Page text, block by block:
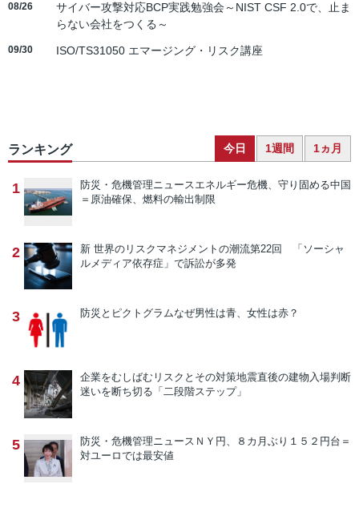
08/26
サイバー攻撃対応BCP実践勉強会～NIST CSF 2.0で、止ま
らない会社をつくる～
09/30 ISO/TS31050 エマージング・リスク講座
ランキング 今日 1週間 1ヵ月
1 防災・危機管理ニュースエネルギー危機、守り固める中国
＝原油確保、燃料の輸出制限
2 新 世界のリスクマネジメントの潮流第22回 「ソーシャ
ルメディア依存症」で訴訟が多発
3 防災とピクトグラムなぜ男性は青、女性は赤？
4 企業をむしばむリスクとその対策地震直後の建物入場判断
迷いを断ち切る「二段階ステップ」
5 防災・危機管理ニュース ＮＹ円、８カ月ぶり１５２円台＝
対ユーロでは最安値